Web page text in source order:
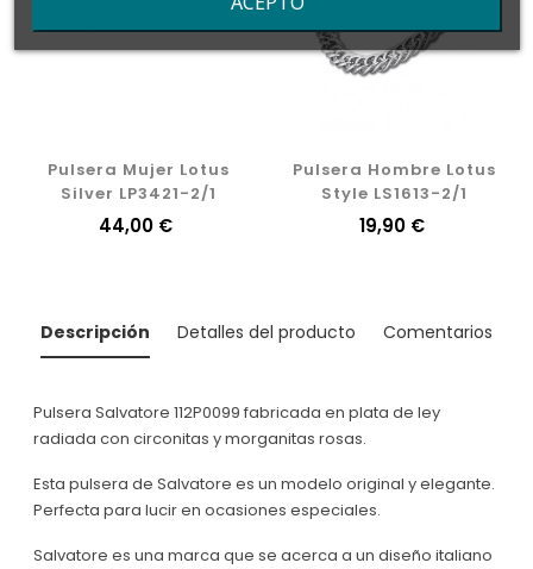
Pulsera Mujer Lotus
Silver LP3421-2/1
Precio
44,00 €
Pulsera Hombre Lotus
Style LS1613-2/1
Precio
19,90 €
Descripción Detalles del producto Comentarios
Pulsera Salvatore 112P0099 fabricada en plata de ley
radiada con circonitas y morganitas rosas.
Esta pulsera de Salvatore es un modelo original y elegante.
Perfecta para lucir en ocasiones especiales.
Salvatore es una marca que se acerca a un diseño italiano